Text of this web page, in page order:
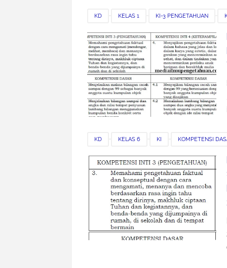
KD KELAS 1 KI-3 PENGETAHUAN
KURIKULUM 2013 MATEMATIKA
KD KELAS 6 KI KOMPETENSI